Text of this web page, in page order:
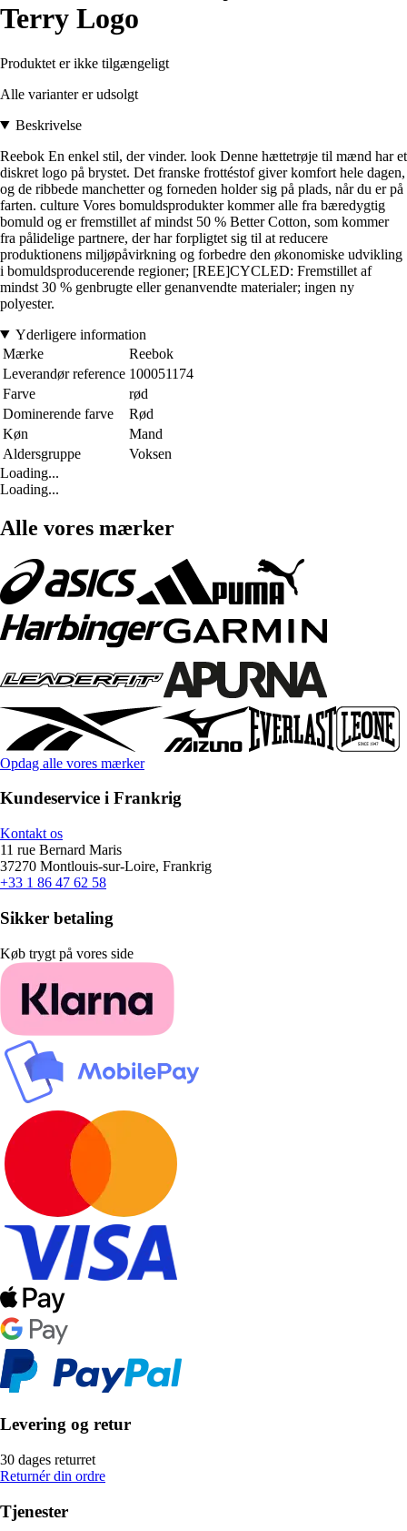
Terry Logo
Produktet er ikke tilgængeligt
Alle varianter er udsolgt
Beskrivelse
Reebok En enkel stil, der vinder. look Denne hættetrøje til mænd har et
diskret logo på brystet. Det franske frottéstof giver komfort hele dagen,
og de ribbede manchetter og forneden holder sig på plads, når du er på
farten. culture Vores bomuldsprodukter kommer alle fra bæredygtig
bomuld og er fremstillet af mindst 50 % Better Cotton, som kommer
fra pålidelige partnere, der har forpligtet sig til at reducere
produktionens miljøpåvirkning og forbedre den økonomiske udvikling
i bomuldsproducerende regioner; [REE]CYCLED: Fremstillet af
mindst 30 % genbrugte eller genanvendte materialer; ingen ny
polyester.
Yderligere information
Mærke
Reebok
Leverandør reference 100051174
Farve
rød
Dominerende farve
Rød
Køn
Mand
Aldersgruppe
Voksen
Loading...
Loading...
Alle vores mærker
Opdag alle vores mærker
Kundeservice i Frankrig
Kontakt os
11 rue Bernard Maris
37270 Montlouis-sur-Loire, Frankrig
+33 1 86 47 62 58
Sikker betaling
Køb trygt på vores side
Levering og retur
30 dages returret
Returnér din ordre
Tjenester